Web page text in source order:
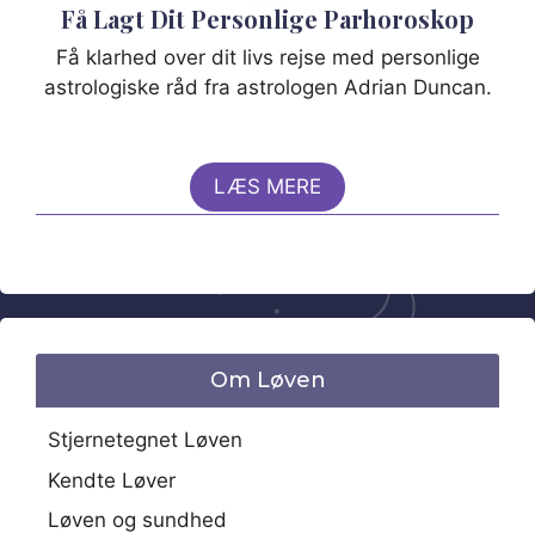
Få Lagt Dit Personlige Parhoroskop
Få klarhed over dit livs rejse med personlige
astrologiske råd fra astrologen Adrian Duncan.
LÆS MERE
Om Løven
Stjernetegnet Løven
Kendte Løver
Løven og sundhed